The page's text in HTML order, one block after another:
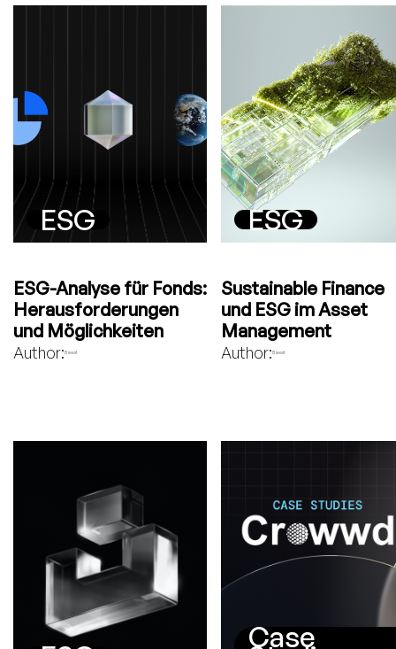
ESG
ESG-Analyse für Fonds:
Herausforderungen
und Möglichkeiten
Author: Bavest
ESG
Sustainable Finance
und ESG im Asset
Management
Author: Bavest
Case